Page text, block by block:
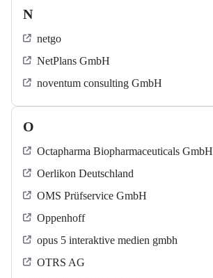
N
netgo
NetPlans GmbH
noventum consulting GmbH
O
Octapharma Biopharmaceuticals GmbH
Oerlikon Deutschland
OMS Prüfservice GmbH
Oppenhoff
opus 5 interaktive medien gmbh
OTRS AG